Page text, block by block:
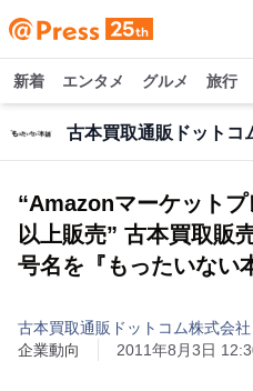
新着 エンタメ グルメ 旅行
古本買取通販ドットコ
“Amazonマーケット
以上販売” 古本買取販
号名を『もったいない
古本買取通販ドットコム株式会社
企業動向
2011年8月3日